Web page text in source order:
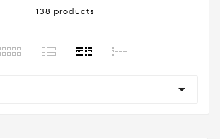
138 products
